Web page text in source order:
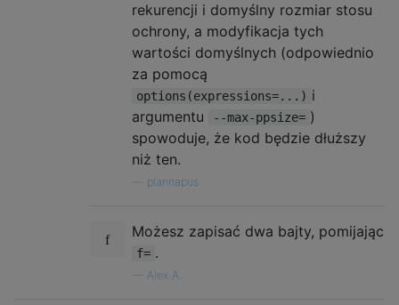
rekurencji i domyślny rozmiar stosu
ochrony, a modyfikacja tych
wartości domyślnych (odpowiednio
za pomocą
options(expressions=...) i
argumentu
--max-ppsize= )
spowoduje, że kod będzie dłuższy
niż ten.
plannapus
Możesz zapisać dwa bajty, pomijając
f= .
Alex A.